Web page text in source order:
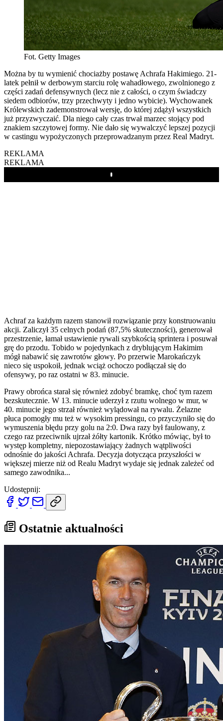
Fot. Getty Images
Można by tu wymienić chociażby postawę Achrafa Hakimiego. 21-
latek pełnił w derbowym starciu rolę wahadłowego, zwolnionego z
części zadań defensywnych (lecz nie z całości, o czym świadczy
siedem odbiorów, trzy przechwyty i jedno wybicie). Wychowanek
Królewskich zademonstrował wersję, do której zdążył wszystkich
już przyzwyczaić. Dla niego cały czas trwał marzec stojący pod
znakiem szczytowej formy. Nie dało się wywalczyć lepszej pozycji
w castingu wypożyczonych przeprowadzanym przez Real Madryt.
REKLAMA
REKLAMA
Play
Achraf za każdym razem stanowił rozwiązanie przy konstruowaniu
akcji. Zaliczył 35 celnych podań (87,5% skuteczności), generował
przestrzenie, łamał ustawienie rywali szybkością sprintera i posuwał
grę do przodu. Tobido w pojedynkach z dryblującym Hakimim
mógł nabawić się zawrotów głowy. Po przerwie Marokańczyk
nieco się uspokoił, jednak wciąż ochoczo podłączał się do
ofensywy, po raz ostatni w 83. minucie.
Prawy obrońca starał się również zdobyć bramkę, choć tym razem
bezskutecznie. W 13. minucie uderzył z rzutu wolnego w mur, w
40. minucie jego strzał również wylądował na rywalu. Żelazne
płuca pomogły mu też w wysokim pressingu, co przyczyniło się do
wymuszenia błędu przy golu na 2:0. Dwa razy był faulowany, z
czego raz przeciwnik ujrzał żółty kartonik. Krótko mówiąc, był to
występ kompletny, niepozostawiający żadnych wątpliwości
odnośnie do jakości Achrafa. Decyzja dotycząca przyszłości w
większej mierze niż od Realu Madryt wydaje się jednak zależeć od
samego zawodnika...
Udostępnij:
Ostatnie aktualności